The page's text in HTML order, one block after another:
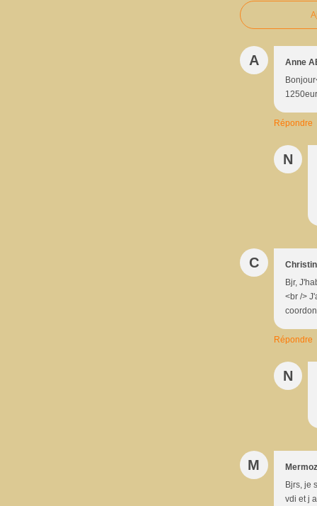
A
Anne
Répondre
N
C
Bjr,
<br />
Répondre
N
M
Mermoz
Bjrs, je
vdi et j